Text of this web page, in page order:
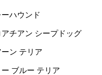
ハウンド
アチアン シープドッグ
ン テリア
ブルー テリア